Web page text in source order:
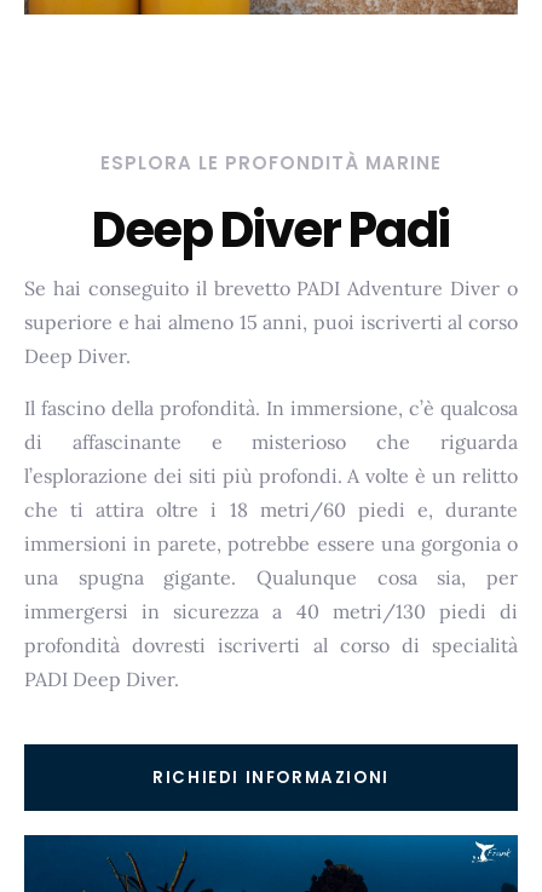
ESPLORA LE PROFONDITÀ MARINE
Deep Diver Padi
Se hai conseguito il brevetto PADI Adventure Diver o
superiore e hai almeno 15 anni, puoi iscriverti al corso
Deep Diver.
Il fascino della profondità. In immersione, c’è qualcosa
di affascinante e misterioso che riguarda
l’esplorazione dei siti più profondi. A volte è un relitto
che ti attira oltre i 18 metri/60 piedi e, durante
immersioni in parete, potrebbe essere una gorgonia o
una spugna gigante. Qualunque cosa sia, per
immergersi in sicurezza a 40 metri/130 piedi di
profondità dovresti iscriverti al corso di specialità
PADI Deep Diver.
RICHIEDI INFORMAZIONI